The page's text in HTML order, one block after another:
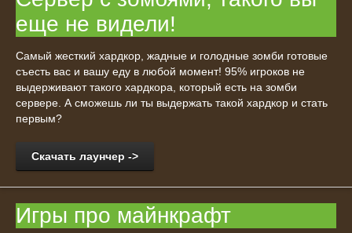
еще не видели!
Самый жесткий хардкор, жадные и голодные зомби готовые
съесть вас и вашу еду в любой момент! 95% игроков не
выдерживают такого хардкора, который есть на зомби
сервере. А сможешь ли ты выдержать такой хардкор и стать
первым?
Скачать лаунчер ->
Игры про майнкрафт